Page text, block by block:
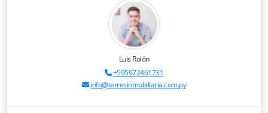
Luis Rolón
+595972461731
info@terresinmobiliaria.com.py